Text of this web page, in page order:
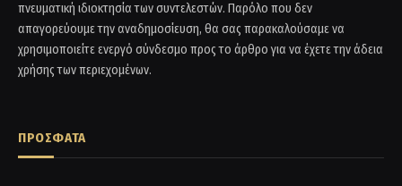
πνευματική ιδιοκτησία των συντελεστών. Παρόλο που δεν
απαγορεύουμε την αναδημοσίευση, θα σας παρακαλούσαμε να
χρησιμοποιείτε ενεργό σύνδεσμο προς το άρθρο για να έχετε την άδεια
χρήσης των περιεχομένων.
ΠΡΟΣΦΑΤΑ